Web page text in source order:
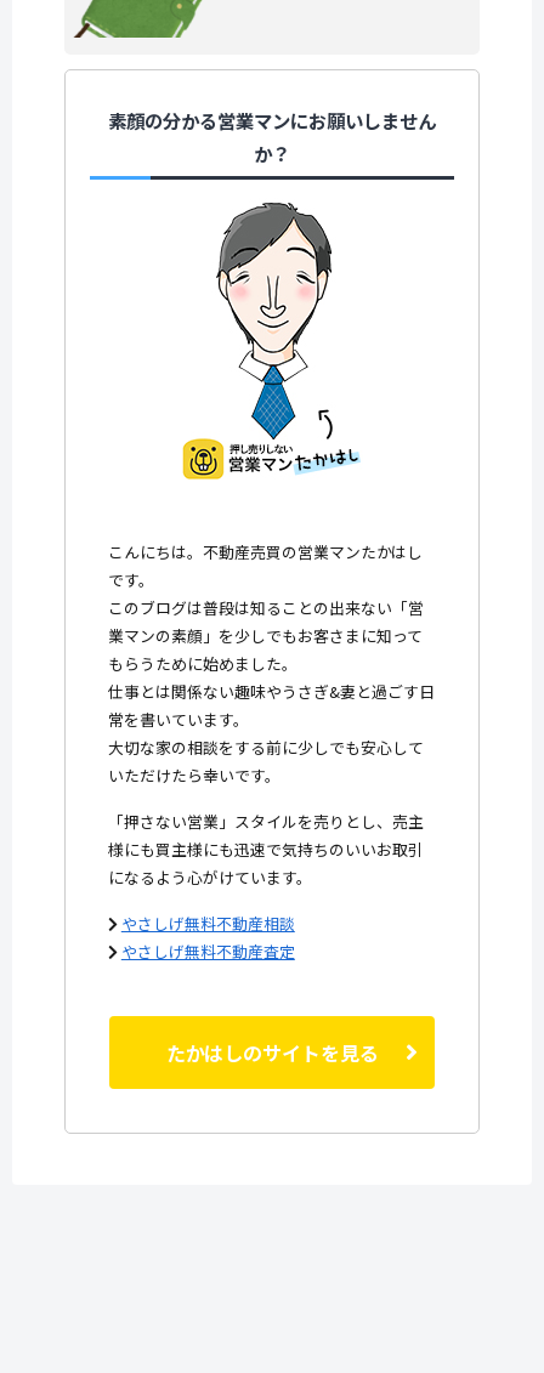
素顔の分かる営業マンにお願いしません
か？
こんにちは。不動産売買の営業マンたかはし
です。
このブログは普段は知ることの出来ない「営
業マンの素顔」を少しでもお客さまに知って
もらうために始めました。
仕事とは関係ない趣味やうさぎ&妻と過ごす日
常を書いています。
大切な家の相談をする前に少しでも安心して
いただけたら幸いです。
「押さない営業」スタイルを売りとし、売主
様にも買主様にも迅速で気持ちのいいお取引
になるよう心がけています。
やさしげ無料不動産相談
やさしげ無料不動産査定
たかはしのサイトを見る